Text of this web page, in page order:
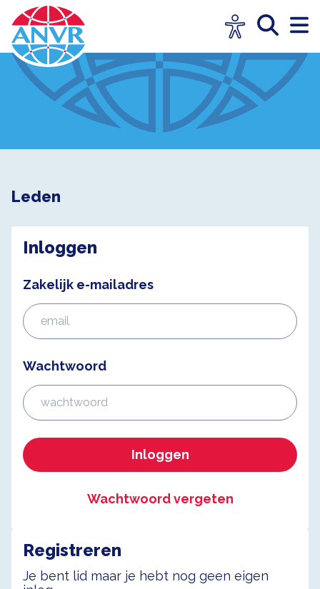
Leden
Inloggen
Zakelijk e-mailadres
Wachtwoord
Inloggen
Wachtwoord vergeten
Registreren
Je bent lid maar je hebt nog geen eigen